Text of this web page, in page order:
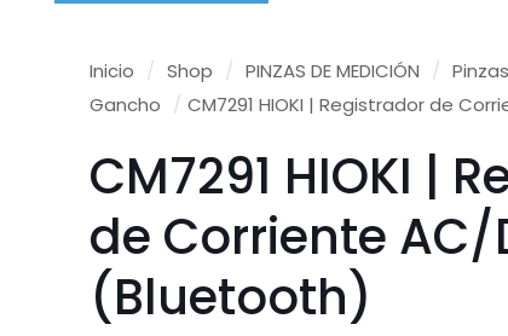
Inicio / Shop / PINZAS DE MEDICIÓN /
Gancho
/ CM7291 HIOKI | Registrador de
CM7291 HIOKI |
de Corriente AC/
(Bluetooth)